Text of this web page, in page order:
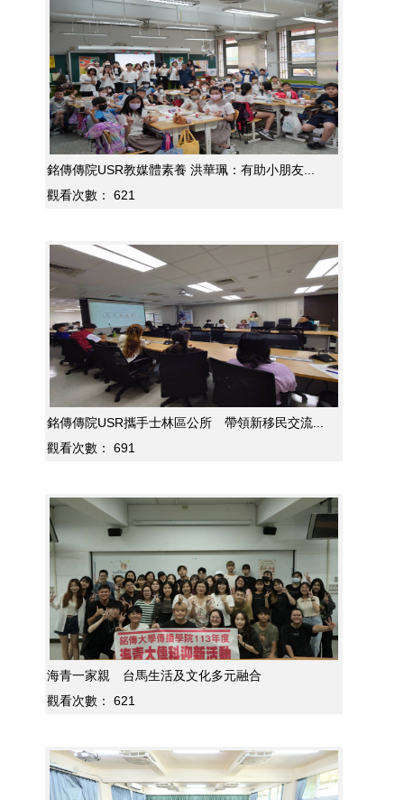
銘傳傳院USR教媒體素養 洪華珮：有助小朋友...
觀看次數：
621
銘傳傳院USR攜手士林區公所 帶領新移民交流...
觀看次數：
691
海青一家親 台馬生活及文化多元融合
觀看次數：
621